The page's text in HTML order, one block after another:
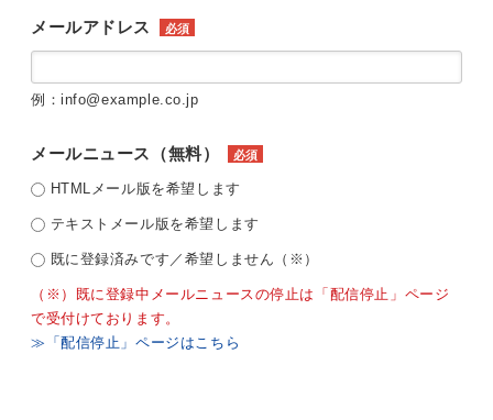
メールアドレス 必須
例：info@example.co.jp
メールニュース（無料） 必須
HTMLメール版を希望します
テキストメール版を希望します
既に登録済みです／希望しません（※）
（※）既に登録中メールニュースの停止は「配信停止」ページ
で受付けております。
≫「配信停止」ページはこちら